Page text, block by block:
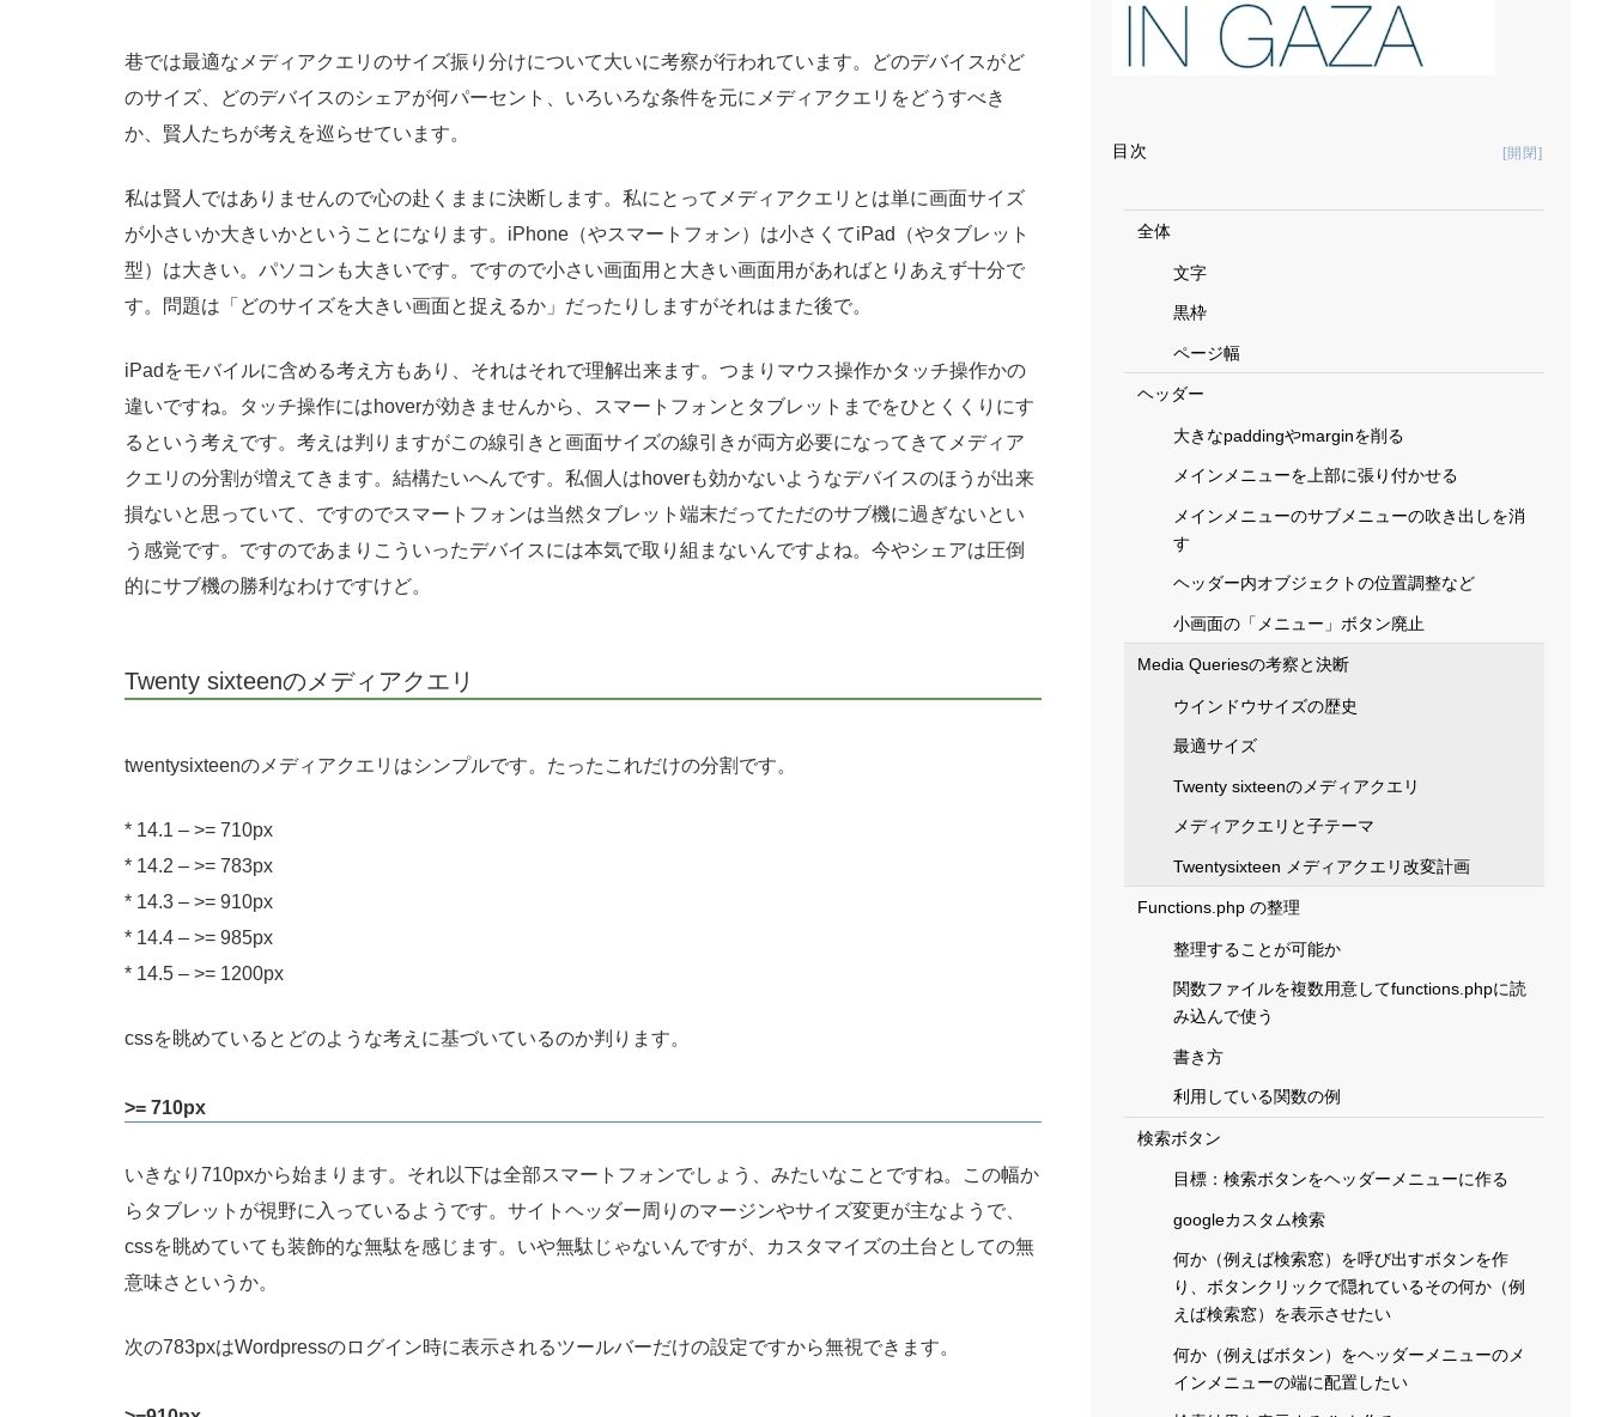
巷では最適なメディアクエリのサイズ振り分けについて大いに考察が行われています。どのデバイスがど
のサイズ、どのデバイスのシェアが何パーセント、いろいろな条件を元にメディアクエリをどうすべき
か、賢人たちが考えを巡らせています。
私は賢人ではありませんので心の赴くままに決断します。私にとってメディアクエリとは単に画面サイズ
が小さいか大きいかということになります。iPhone（やスマートフォン）は小さくてiPad（やタブレット
型）は大きい。パソコンも大きいです。ですので小さい画面用と大きい画面用があればとりあえず十分で
す。問題は「どのサイズを大きい画面と捉えるか」だったりしますがそれはまた後で。
iPadをモバイルに含める考え方もあり、それはそれで理解出来ます。つまりマウス操作かタッチ操作かの
違いですね。タッチ操作にはhoverが効きませんから、スマートフォンとタブレットまでをひとくくりにす
るという考えです。考えは判りますがこの線引きと画面サイズの線引きが両方必要になってきてメディア
クエリの分割が増えてきます。結構たいへんです。私個人はhoverも効かないようなデバイスのほうが出来
損ないと思っていて、ですのでスマートフォンは当然タブレット端末だってただのサブ機に過ぎないとい
う感覚です。ですのであまりこういったデバイスには本気で取り組まないんですよね。今やシェアは圧倒
的にサブ機の勝利なわけですけど。
Twenty sixteenのメディアクエリ
twentysixteenのメディアクエリはシンプルです。たったこれだけの分割です。
* 14.1 – >= 710px
* 14.2 – >= 783px
* 14.3 – >= 910px
* 14.4 – >= 985px
* 14.5 – >= 1200px
cssを眺めているとどのような考えに基づいているのか判ります。
>= 710px
いきなり710pxから始まります。それ以下は全部スマートフォンでしょう、みたいなことですね。この幅か
らタブレットが視野に入っているようです。サイトヘッダー周りのマージンやサイズ変更が主なようで、
cssを眺めていても装飾的な無駄を感じます。いや無駄じゃないんですが、カスタマイズの土台としての無
意味さというか。
次の783pxはWordpressのログイン時に表示されるツールバーだけの設定ですから無視できます。
目次 Toggle
全体
文字
黒枠
ページ幅
ヘッダー
大きなpaddingやmarginを削る
メインメニューを上部に張り付かせる
メインメニューのサブメニューの吹き出しを消
す
ヘッダー内オブジェクトの位置調整など
小画面の「メニュー」ボタン廃止
Media Queriesの考察と決断
ウインドウサイズの歴史
最適サイズ
Twenty sixteenのメディアクエリ
メディアクエリと子テーマ
Twentysixteen メディアクエリ改変計画
Functions.php の整理
整理することが可能か
関数ファイルを複数用意してfunctions.phpに読
み込んで使う
書き方
利用している関数の例
検索ボタン
目標：検索ボタンをヘッダーメニューに作る
googleカスタム検索
何か（例えば検索窓）を呼び出すボタンを作
り、ボタンクリックで隠れているその何か（例
えば検索窓）を表示させたい
何か（例えばボタン）をヘッダーメニューのメ
インメニューの端に配置したい